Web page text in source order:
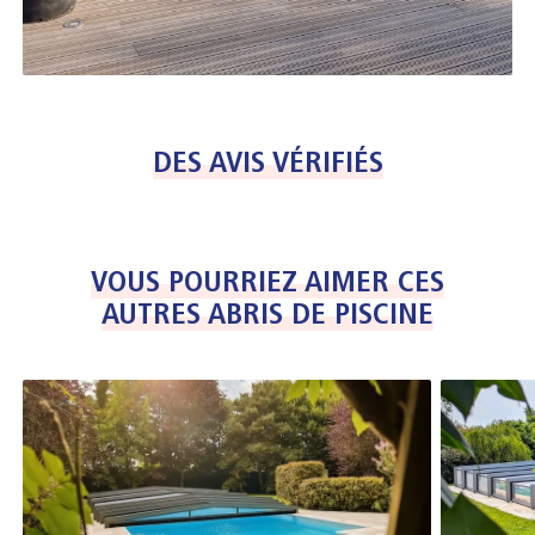
DES AVIS VÉRIFIÉS
VOUS POURRIEZ AIMER CES
AUTRES ABRIS DE PISCINE